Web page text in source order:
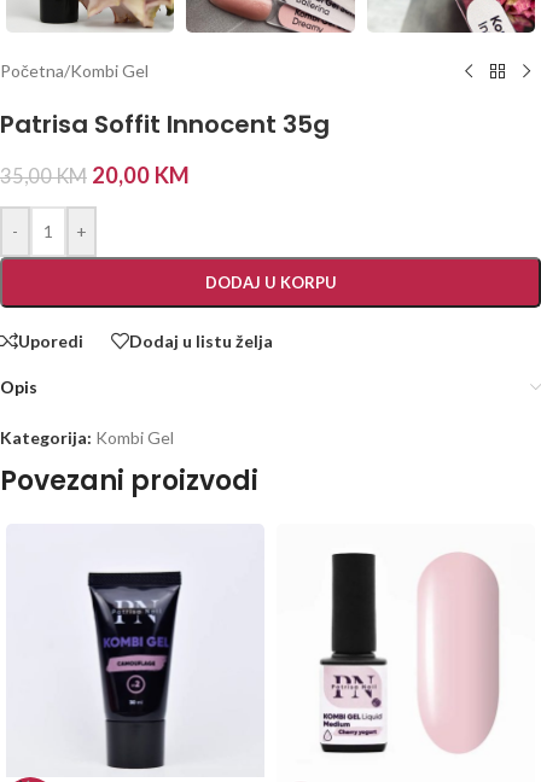
Početna/Kombi Gel
Patrisa Soffit Innocent 35g
35,00KM 20,00 KM
- +
DODAJ U KORPU
Uporedi Dodaj u listu želja
Opis
Kategorija: Kombi Gel
Povezani proizvodi